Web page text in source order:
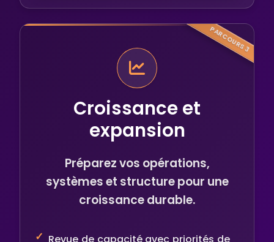
PARCOURS 3
Croissance et
expansion
Préparez vos opérations,
systèmes et structure pour une
croissance durable.